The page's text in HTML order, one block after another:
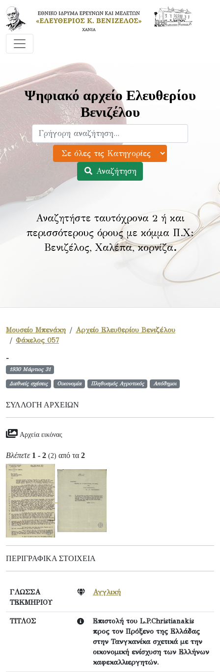
Ψηφιακό αρχείο Ελευθερίου
Βενιζέλου
Αναζήτηση
Αναζητήστε ταυτόχρονα 2 ή και
περισσότερους όρους με κόμμα Π.Χ:
Βενιζέλος, Χαλέπα, κορνίζα.
Μουσείο Μπενάκη
Αρχείο Ελευθερίου Βενιζέλου
Φάκελος 057
-
1930 Μάρτιος 31
Διεθνείς σχέσεις Οικονομία Πληθυσμός Αγροτικός Απόδημοι
ΣΥΛΛΟΓΉ ΑΡΧΕΊΩΝ
Αρχεία εικόνας
Βλέπετε 1 - 2 (2) από τα 2
ΠΕΡΙΓΡΑΦΙΚΆ ΣΤΟΙΧΕΊΑ
ΓΛΩΣΣΑ
ΤΕΚΜΗΡΙΟΥ
Αγγλική
ΤΙΤΛΟΣ
Επιστολή του L.P.Christianakis
προς τον Πρόξενο της Ελλάδας
στην Τανγκανίκα σχετικά με την
οικονομική ενίσχυση των Ελλήνων
καφεκαλλιεργητών.